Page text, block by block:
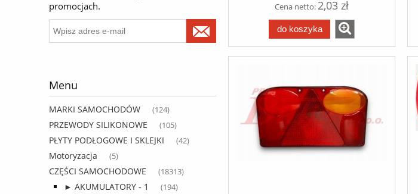
promocjach.
Menu
MARKI SAMOCHODÓW (124)
PRZEWODY SILIKONOWE (105)
PŁYTY PODŁOGOWE I SKLEJKI (42)
Motoryzacja (5)
CZĘŚCI SAMOCHODOWE (18313)
► AKUMULATORY - 1 (194)
Cena netto: 2,03 zł
do koszyka